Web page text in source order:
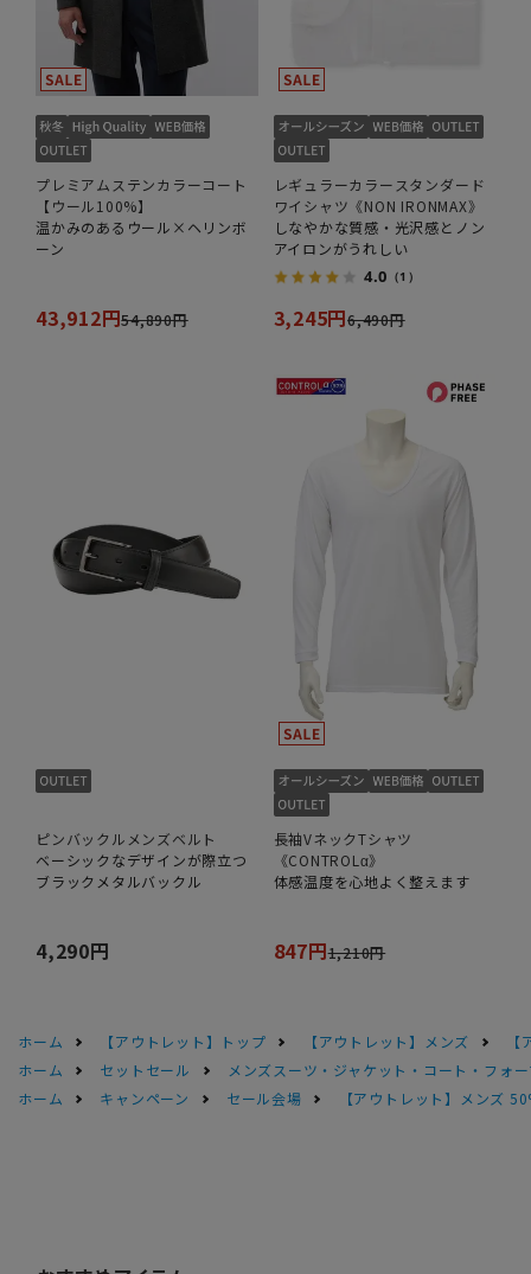
プレミアムステンカラーコート
【ウール100%】
温かみのあるウール×ヘリンボ
ーン
43,912円54,890円
レギュラーカラースタンダード
ワイシャツ《NON IRONMAX》
しなやかな質感・光沢感とノン
アイロンがうれしい
4.0 （1）
3,245円6,490円
ピンバックルメンズベルト
ベーシックなデザインが際立つ
ブラックメタルバックル
4,290円
長袖VネックTシャツ
《CONTROLα》
体感温度を心地よく整えます
847円1,210円
ホーム 【アウトレット】トップ 【アウトレット】メンズ
ホーム
セットセール
メンズスーツ・ジャケット・コート・フォ
ホーム
キャンペーン セール会場 【アウトレット】メンズ